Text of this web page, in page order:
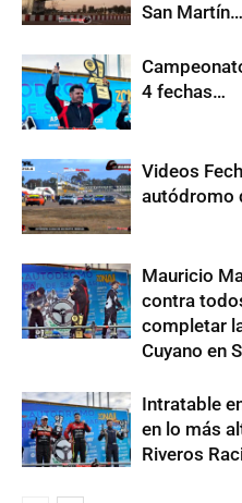
San Martín…
4 fechas…
Videos
autódromo
Mauricio
contra
completar
Cuyano en
Intratable
en lo más
Riveros